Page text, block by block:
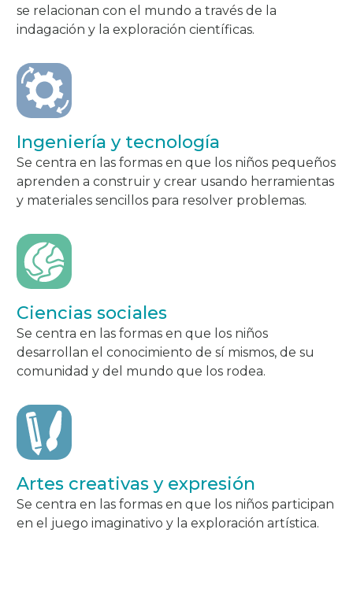
se relacionan con el mundo a través de la
indagación y la exploración científicas.
Ingeniería y tecnología
Se centra en las formas en que los niños pequeños
aprenden a construir y crear usando herramientas
y materiales sencillos para resolver problemas.
Ciencias sociales
Se centra en las formas en que los niños
desarrollan el conocimiento de sí mismos, de su
comunidad y del mundo que los rodea.
Artes creativas y expresión
Se centra en las formas en que los niños participan
en el juego imaginativo y la exploración artística.